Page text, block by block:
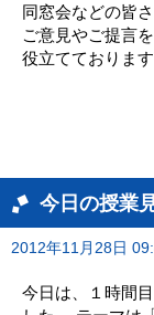
同窓会などの皆
ご意見やご提言
役立てておりま
今日の授業
2012年11月28日
今日は、１時間